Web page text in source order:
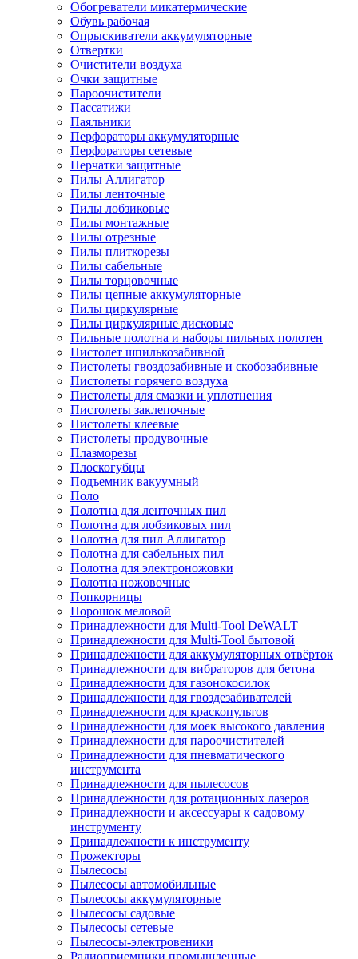
Обогреватели микатермические
Обувь рабочая
Опрыскиватели аккумуляторные
Отвертки
Очистители воздуха
Очки защитные
Пароочистители
Пассатижи
Паяльники
Перфораторы аккумуляторные
Перфораторы сетевые
Перчатки защитные
Пилы Аллигатор
Пилы ленточные
Пилы лобзиковые
Пилы монтажные
Пилы отрезные
Пилы плиткорезы
Пилы сабельные
Пилы торцовочные
Пилы цепные аккумуляторные
Пилы циркулярные
Пилы циркулярные дисковые
Пильные полотна и наборы пильных полотен
Пистолет шпилькозабивной
Пистолеты гвоздозабивные и скобозабивные
Пистолеты горячего воздуха
Пистолеты для смазки и уплотнения
Пистолеты заклепочные
Пистолеты клеевые
Пистолеты продувочные
Плазморезы
Плоскогубцы
Подъемник вакуумный
Поло
Полотна для ленточных пил
Полотна для лобзиковых пил
Полотна для пил Аллигатор
Полотна для сабельных пил
Полотна для электроножовки
Полотна ножовочные
Попкорницы
Порошок меловой
Принадлежности для Multi-Tool DeWALT
Принадлежности для Multi-Tool бытовой
Принадлежности для аккумуляторных отвёрток
Принадлежности для вибраторов для бетона
Принадлежности для газонокосилок
Принадлежности для гвоздезабивателей
Принадлежности для краскопультов
Принадлежности для моек высокого давления
Принадлежности для пароочистителей
Принадлежности для пневматического
инструмента
Принадлежности для пылесосов
Принадлежности для ротационных лазеров
Принадлежности и аксессуары к садовому
инструменту
Принадлежности к инструменту
Прожекторы
Пылесосы
Пылесосы автомобильные
Пылесосы аккумуляторные
Пылесосы садовые
Пылесосы сетевые
Пылесосы-электровеники
Радиоприемники промышленные